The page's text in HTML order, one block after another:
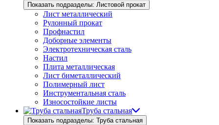
Показать подразделы: Листовой прокат
Лист металлический
Рулонный прокат
Профнастил
Доборные элементы
Электротехническая сталь
Настил
Плита металлическая
Лист биметаллический
Полимерный лист
Инструментальная сталь
Износостойкие листы
Труба стальная
Показать подразделы: Труба стальная